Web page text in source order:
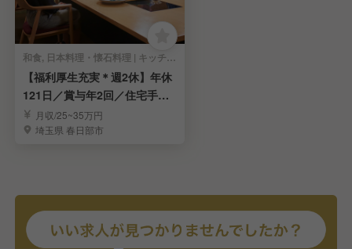
和食, 日本料理・懐石料理 | キッチンスタッフ
【福利厚生充実＊週2休】年休
121日／賞与年2回／住宅手当
有／本格和食調理
月収/25~35万円
埼玉県 春日部市